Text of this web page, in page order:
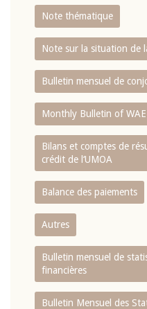
Note thématique
Note sur la situation de
Bulletin mensuel de
Monthly Bulletin of
Bilans et comptes de
crédit de l‘UMOA
Balance des paiements
Autres
Bulletin mensuel de
financières
Bulletin Mensuel des